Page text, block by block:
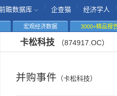
瞻数据库 企查猫 经济学人
宏观经济数据 3000+精品报
卡松科技 （874917.OC）
并购事件 （卡松科技）